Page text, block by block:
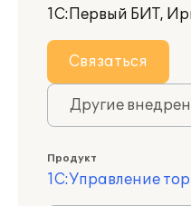
1С:Первый БИТ,
Связаться
Другие
Продукт
1С:Управление